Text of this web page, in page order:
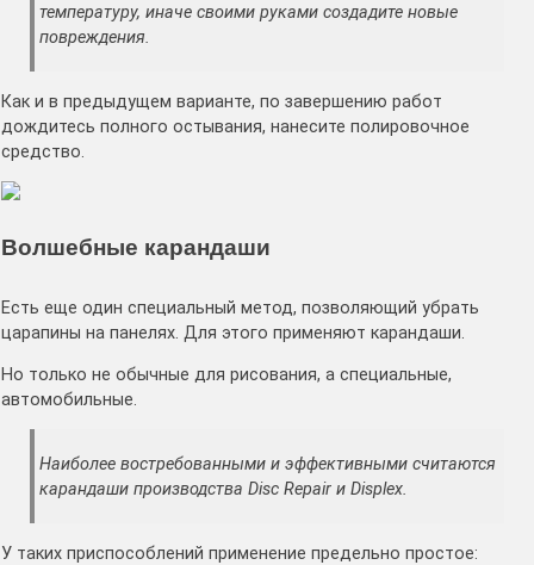
температуру, иначе своими руками создадите новые
повреждения.
Как и в предыдущем варианте, по завершению работ
дождитесь полного остывания, нанесите полировочное
средство.
Волшебные карандаши
Есть еще один специальный метод, позволяющий убрать
царапины на панелях. Для этого применяют карандаши.
Но только не обычные для рисования, а специальные,
автомобильные.
Наиболее востребованными и эффективными считаются
карандаши производства Disc Repair и Displex.
У таких приспособлений применение предельно простое: